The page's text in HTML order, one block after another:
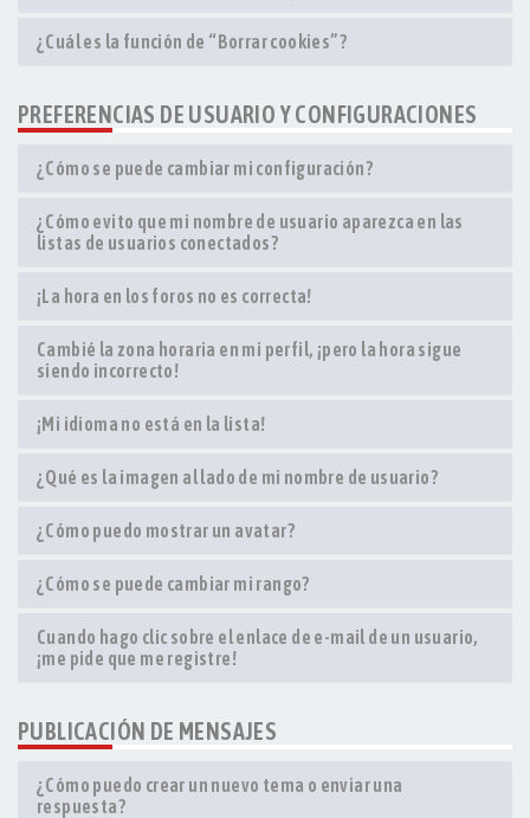
¿Cuál es la función de “Borrar cookies”?
PREFERENCIAS DE USUARIO Y CONFIGURACIONES
¿Cómo se puede cambiar mi configuración?
¿Cómo evito que mi nombre de usuario aparezca en las
listas de usuarios conectados?
¡La hora en los foros no es correcta!
Cambié la zona horaria en mi perfil, ¡pero la hora sigue
siendo incorrecto!
¡Mi idioma no está en la lista!
¿Qué es la imagen al lado de mi nombre de usuario?
¿Cómo puedo mostrar un avatar?
¿Cómo se puede cambiar mi rango?
Cuando hago clic sobre el enlace de e-mail de un usuario,
¡me pide que me registre!
PUBLICACIÓN DE MENSAJES
¿Cómo puedo crear un nuevo tema o enviar una
respuesta?